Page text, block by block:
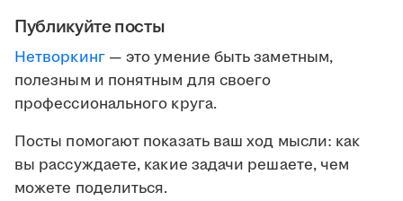
Публикуйте посты
Нетворкинг— это умение быть заметным,
полезным и понятным для своего
профессионального круга.
Посты помогают показать ваш ход мысли: как
вы рассуждаете, какие задачи решаете, чем
можете поделиться.